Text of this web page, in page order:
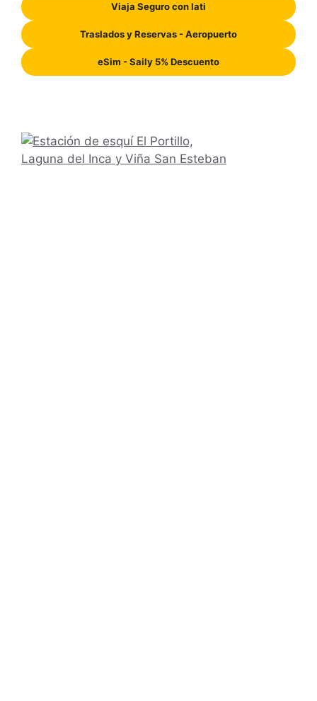
Viaja Seguro con Iati
Traslados y Reservas - Aeropuerto
eSim - Saily 5% Descuento